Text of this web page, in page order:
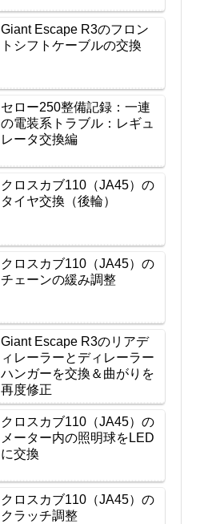
Giant Escape R3のフロン
トシフトケーブルの交換
セロー250整備記録：一連
の電装系トラブル：レギュ
レータ交換編
クロスカブ110（JA45）の
タイヤ交換（後輪）
クロスカブ110（JA45）の
チェーンの緩み調整
Giant Escape R3のリアデ
ィレーラーとディレーラー
ハンガーを交換＆曲がりを
再度修正
クロスカブ110（JA45）の
メーター内の照明球をLED
に交換
クロスカブ110（JA45）の
クラッチ調整